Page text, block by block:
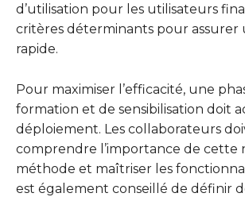
d’utilisation pour les utilisateurs
critères déterminants pour assurer
rapide.
Pour maximiser l’efficacité, une
formation et de sensibilisation doit
déploiement. Les collaborateurs
comprendre l’importance de cette
méthode et maîtriser les
est également conseillé de définir